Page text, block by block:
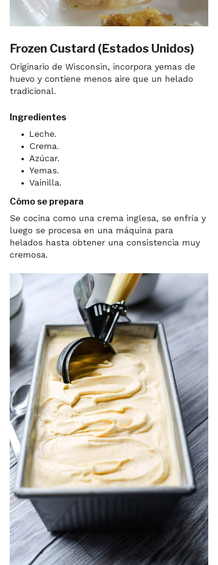
Frozen Custard (Estados Unidos)
Originario de Wisconsin, incorpora yemas de
huevo y contiene menos aire que un helado
tradicional.
Ingredientes
Leche.
Crema.
Azúcar.
Yemas.
Vainilla.
Cómo se prepara
Se cocina como una crema inglesa, se enfría y
luego se procesa en una máquina para
helados hasta obtener una consistencia muy
cremosa.